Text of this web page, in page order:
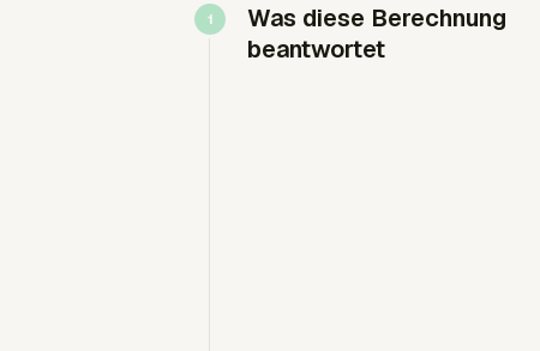
Was diese Berechnung
beantwortet